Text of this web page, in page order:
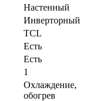
Настенный
Инверторный
TCL
Есть
Есть
1
Охлаждение,
обогрев